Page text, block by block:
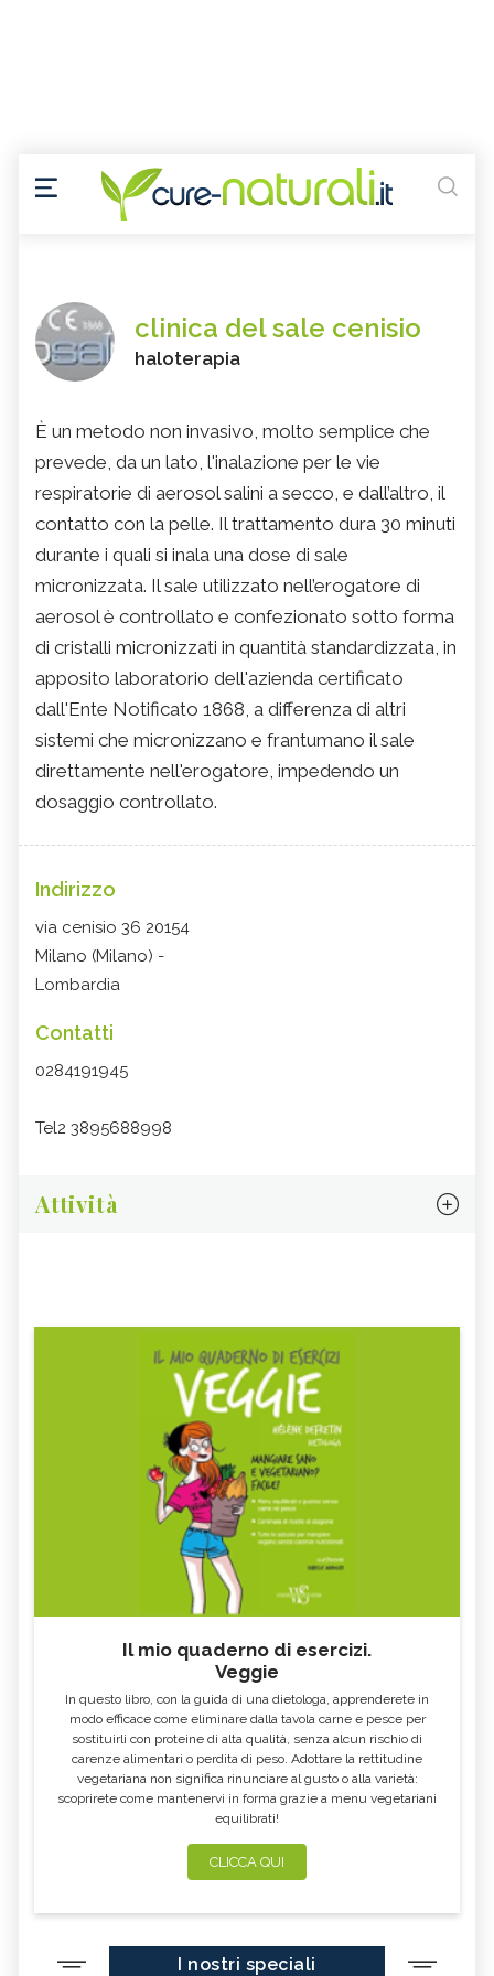
clinica del sale cenisio
haloterapia
È un metodo non invasivo, molto semplice che
prevede, da un lato, l'inalazione per le vie
respiratorie di aerosol salini a secco, e dall’altro, il
contatto con la pelle. Il trattamento dura 30 minuti
durante i quali si inala una dose di sale
micronizzata. Il sale utilizzato nell’erogatore di
aerosol è controllato e confezionato sotto forma
di cristalli micronizzati in quantità standardizzata, in
apposito laboratorio dell'azienda certificato
dall'Ente Notificato 1868, a differenza di altri
sistemi che micronizzano e frantumano il sale
direttamente nell'erogatore, impedendo un
dosaggio controllato.
Indirizzo
via cenisio 36 20154
Milano (Milano) -
Lombardia
Contatti
0284191945
Tel2 3895688998
Attività
Il mio quaderno di esercizi.
Veggie
In questo libro, con la guida di una dietologa, apprenderete in
modo efficace come eliminare dalla tavola carne e pesce per
sostituirli con proteine di alta qualità, senza alcun rischio di
carenze alimentari o perdita di peso. Adottare la rettitudine
vegetariana non significa rinunciare al gusto o alla varietà:
scoprirete come mantenervi in forma grazie a menu vegetariani
equilibrati!
CLICCA QUI
I nostri speciali